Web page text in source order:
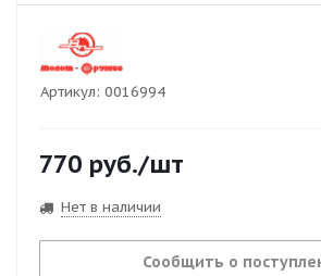
Артикул: 0016994
770 руб./шт
Нет в наличии
Сообщить о